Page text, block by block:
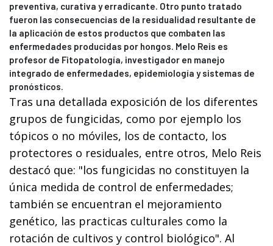
preventiva, curativa y erradicante. Otro punto tratado
fueron las consecuencias de la residualidad resultante de
la aplicación de estos productos que combaten las
enfermedades producidas por hongos. Melo Reis es
profesor de Fitopatología, investigador en manejo
integrado de enfermedades, epidemiología y sistemas de
pronósticos.
Tras una detallada exposición de los diferentes
grupos de fungicidas, como por ejemplo los
tópicos o no móviles, los de contacto, los
protectores o residuales, entre otros, Melo Reis
destacó que: "los fungicidas no constituyen la
única medida de control de enfermedades;
también se encuentran el mejoramiento
genético, las practicas culturales como la
rotación de cultivos y control biológico". Al